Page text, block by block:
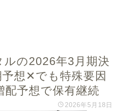
ルの2026年3月期決
想✕でも特殊要因
配予想で保有継続
2026年5月18日